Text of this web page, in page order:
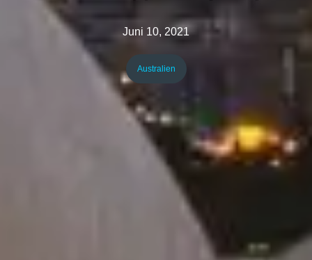
Juni 10, 2021
Australien